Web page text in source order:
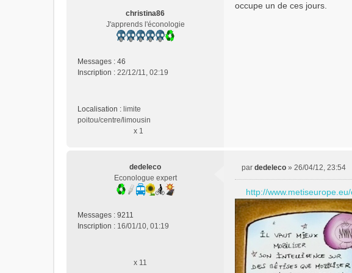
christina86
J'apprends l'éconologie
Messages : 46
Inscription : 22/12/11, 02:19
Localisation : limite
poitou/centre/limousin
x 1
occupe un de ces jours.
dedeleco
Econologue expert
Messages : 9211
Inscription : 16/01/10, 01:19
x 11
s
s
a
g
e
n
o
par dedeleco » 26/04/12, 23:54
http://